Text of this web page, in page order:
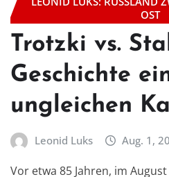
OST
Trotzki vs.
Geschichte
ungleichen
Leonid Luks Aug. 1,
Vor etwa 85 Jahren, im